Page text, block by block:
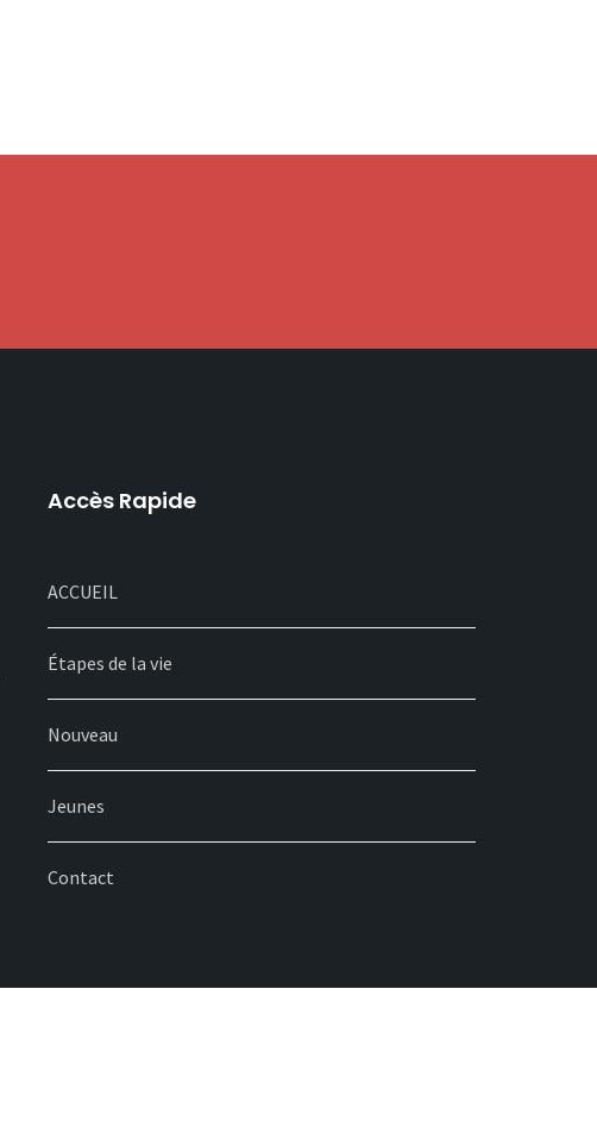
Accès Rapide
ACCUEIL
Étapes de la vie
Nouveau
Jeunes
Contact